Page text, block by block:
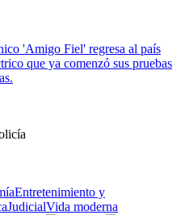
'Amigo Fiel' regresa al país
que ya comenzó sus pruebas
Entretenimiento y
JudicialVida moderna